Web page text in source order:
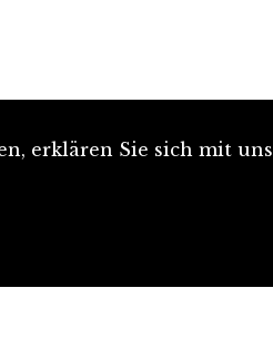
erklären Sie sich mit